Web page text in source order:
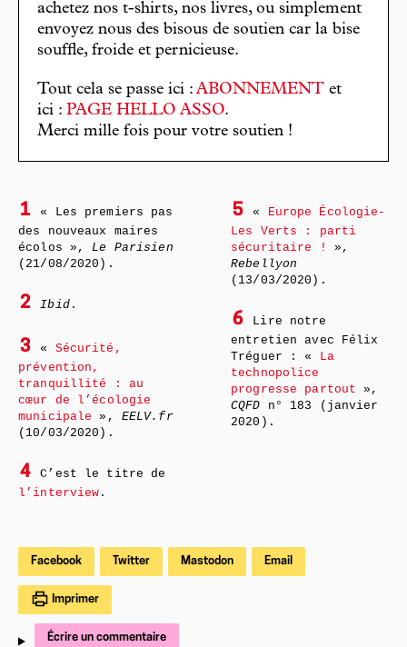
achetez nos t-shirts, nos livres, ou simplement
envoyez nous des bisous de soutien car la bise
souffle, froide et pernicieuse.
Tout cela se passe ici : ABONNEMENT et
ici : PAGE HELLO ASSO.
Merci mille fois pour votre soutien !
1
« Les premiers pas
des nouveaux maires
écolos », Le Parisien
(21/08/2020).
2 Ibid.
3 « Sécurité,
prévention,
tranquillité : au
cœur de l’écologie
municipale », EELV.fr
(10/03/2020).
4
C’est le titre de
l’interview .
5 «
Europe Écologie-
Les Verts : parti
sécuritaire !
»,
Rebellyon
(13/03/2020).
6
Lire notre
entretien avec Félix
Tréguer : «
La
technopolice
progresse partout »,
CQFD n° 183 (janvier
2020).
Facebook Twitter Mastodon Email
Imprimer
Écrire un commentaire